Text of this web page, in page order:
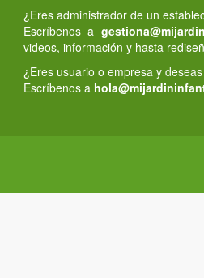
¿Eres administrador de un
Escríbenos a
videos, información y hasta
¿Eres usuario o empresa y
Escríbenos a